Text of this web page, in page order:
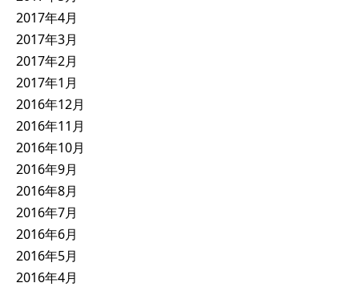
2017年4月
2017年3月
2017年2月
2017年1月
2016年12月
2016年11月
2016年10月
2016年9月
2016年8月
2016年7月
2016年6月
2016年5月
2016年4月